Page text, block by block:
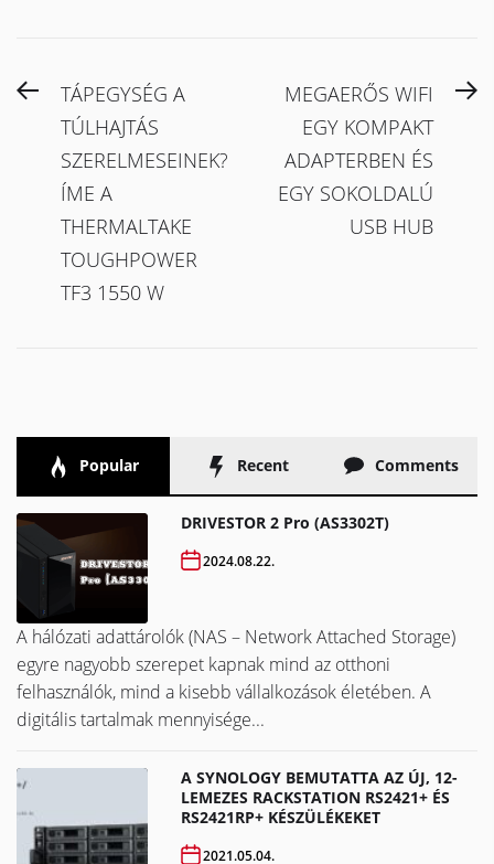
Bejegyzés
navigáció
PreviousTÁPEGYSÉG A
TÚLHAJTÁS
SZERELMESEINEK?
ÍME A
THERMALTAKE
TOUGHPOWER
TF3 1550 W
MEGAERŐS WIFI
EGY KOMPAKT
ADAPTERBEN ÉS
EGY SOKOLDALÚ
USB HUB
Popular Recent Comments
DRIVESTOR 2 Pro (AS3302T)
2024.08.22.
A hálózati adattárolók (NAS – Network Attached Storage)
egyre nagyobb szerepet kapnak mind az otthoni
felhasználók, mind a kisebb vállalkozások életében. A
digitális tartalmak mennyisége...
A SYNOLOGY BEMUTATTA AZ ÚJ, 12-
LEMEZES RACKSTATION RS2421+ ÉS
RS2421RP+ KÉSZÜLÉKEKET
2021.05.04.